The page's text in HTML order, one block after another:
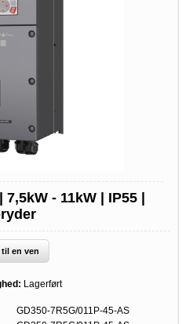
- 11kW | IP55 |
en ven
Lagerført
GD350-7R5G/011P-45-AS